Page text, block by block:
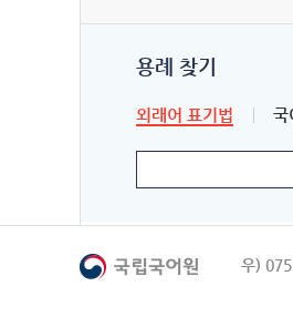
용례 찾기
외래어 표기법 국
우)